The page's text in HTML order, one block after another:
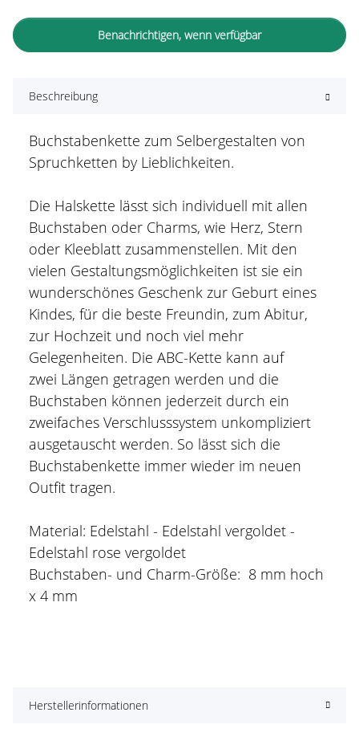
Benachrichtigen, wenn verfügbar
Beschreibung
Buchstabenkette zum Selbergestalten von
Spruchketten by Lieblichkeiten.
Die Halskette lässt sich individuell mit allen
Buchstaben oder Charms, wie Herz, Stern
oder Kleeblatt zusammenstellen. Mit den
vielen Gestaltungsmöglichkeiten ist sie ein
wunderschönes Geschenk zur Geburt eines
Kindes, für die beste Freundin, zum Abitur,
zur Hochzeit und noch viel mehr
Gelegenheiten. Die ABC-Kette kann auf
zwei Längen getragen werden und die
Buchstaben können jederzeit durch ein
zweifaches Verschlusssystem unkompliziert
ausgetauscht werden. So lässt sich die
Buchstabenkette immer wieder im neuen
Outfit tragen.
Material: Edelstahl - Edelstahl vergoldet -
Edelstahl rose vergoldet
Buchstaben- und Charm-Größe: 8 mm hoch
x 4 mm
Herstellerinformationen